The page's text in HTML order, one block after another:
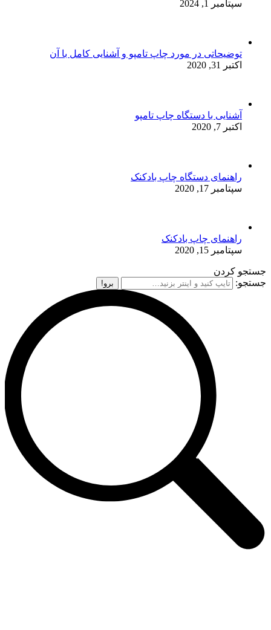
سپتامبر 1, 2024
توضیحاتی در مورد چاپ تامپو و آشنایی کامل با آن
اکتبر 31, 2020
آشنایی با دستگاه چاپ تامپو
اکتبر 7, 2020
راهنمای دستگاه چاپ بادکنک
سپتامبر 17, 2020
راهنمای چاپ بادکنک
سپتامبر 15, 2020
جستجو کردن
جستجو: